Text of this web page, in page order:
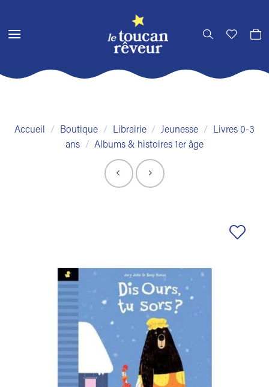
contenu
Accueil / Boutique / Librairie / Jeunesse /
Livres 0-3
ans
/ Albums & histoires 1er âge